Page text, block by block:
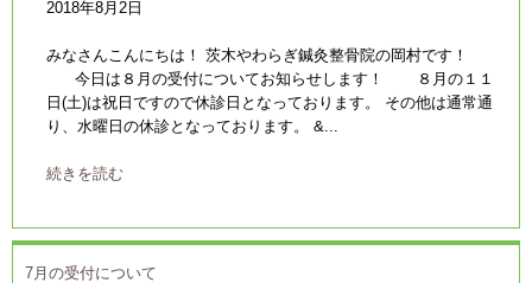
2018年8月2日
みなさんこんにちは！ 茨木やわらぎ鍼灸整骨院の岡村です！
今日は８月の受付についてお知らせします！ ８月の１１
日(土)は祝日ですので休診日となっております。 その他は通常通
り、水曜日の休診となっております。 &...
続きを読む
7月の受付について